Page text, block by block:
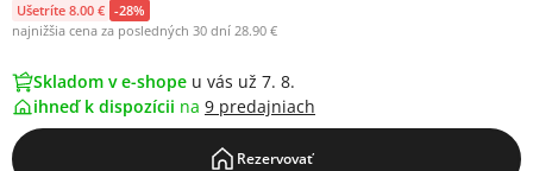
Ušetríte 8.00 € -28%
najnižšia cena za posledných 30 dní 28.90 €
Skladom v e-shope u vás už 7. 8.
ihneď k dispozícii na 9 predajniach
Rezervovať